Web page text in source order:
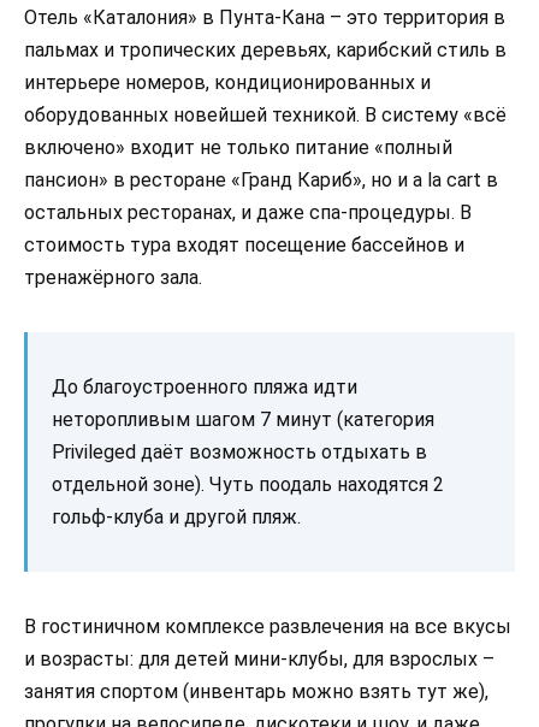
Отель «Каталония» в Пунта-Кана – это территория в
пальмах и тропических деревьях, карибский стиль в
интерьере номеров, кондиционированных и
оборудованных новейшей техникой. В систему «всё
включено» входит не только питание «полный
пансион» в ресторане «Гранд Кариб», но и a la cart в
остальных ресторанах, и даже спа-процедуры. В
стоимость тура входят посещение бассейнов и
тренажёрного зала.
До благоустроенного пляжа идти
неторопливым шагом 7 минут (категория
Privileged даёт возможность отдыхать в
отдельной зоне). Чуть поодаль находятся 2
гольф-клуба и другой пляж.
В гостиничном комплексе развлечения на все вкусы
и возрасты: для детей мини-клубы, для взрослых –
занятия спортом (инвентарь можно взять тут же),